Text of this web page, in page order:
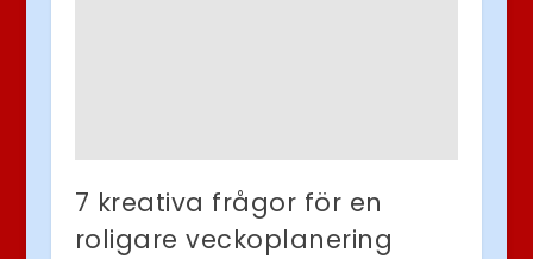
7 kreativa frågor för en
roligare veckoplanering